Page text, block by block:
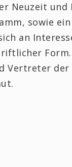
Neuzeit
sowie
an
Vertreter